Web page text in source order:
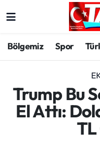
Bölgemiz Spor
Trump Bu
El Attı:
Spor
Kültür/Sanat
Trabzon Hava
Trabzon Trafik
Süper Lig Puan
Tüm Manşetler